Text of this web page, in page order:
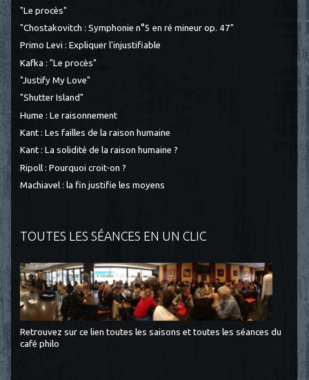
"Le procès"
"Chostakovitch : Symphonie n°5 en ré mineur op. 47"
Primo Levi : Expliquer l'injustifiable
Kafka : "Le procès"
"Justify My Love"
"Shutter Island"
Hume : Le raisonnement
Kant : Les failles de la raison humaine
Kant : La solidité de la raison humaine ?
Ripoll : Pourquoi croit-on ?
Machiavel : la fin justifie les moyens
TOUTES LES SÉANCES EN UN CLIC
Retrouvez sur ce lien toutes les saisons et toutes les séances du
café philo